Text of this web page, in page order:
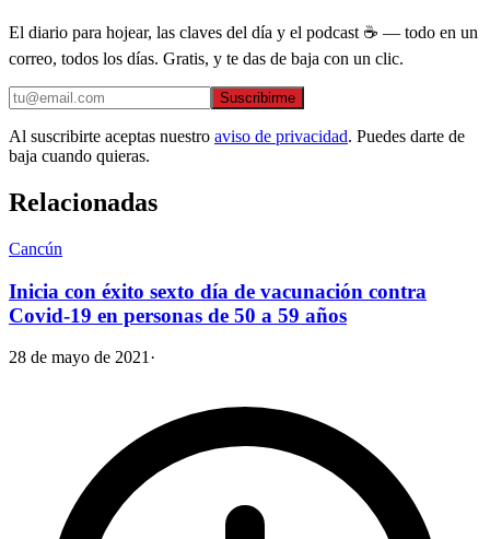
El diario para hojear, las claves del día y el podcast ☕ — todo en un
correo, todos los días. Gratis, y te das de baja con un clic.
Suscribirme
Al suscribirte aceptas nuestro aviso de privacidad. Puedes darte de
baja cuando quieras.
Relacionadas
Cancún
Inicia con éxito sexto día de vacunación contra
Covid-19 en personas de 50 a 59 años
28 de mayo de 2021 ·